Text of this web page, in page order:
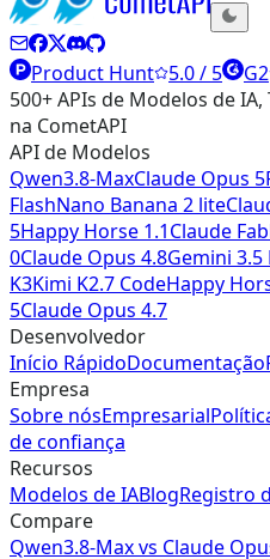
Product Hunt 5.0 / 5 G2
500+ APIs de Modelos de
na CometAPI
API de Modelos
Qwen3.8-MaxClaude Opus 5
FlashNano Banana 2 lite
5Happy Horse 1.1Claude
0Claude Opus 4.8Gemini 3.5
K3Kimi K2.7 CodeHappy
5Claude Opus 4.7
Desenvolvedor
Início RápidoDocumentação
Empresa
Sobre nósEmpresarial
de confiança
Recursos
Modelos de IABlogRegistro
Compare
Qwen3.8-Maxvs Claude